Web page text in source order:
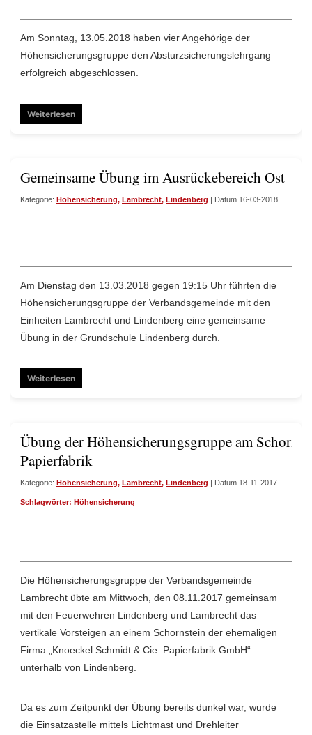
Am Sonntag, 13.05.2018 haben vier Angehörige der
Höhensicherungsgruppe den Absturzsicherungslehrgang
erfolgreich abgeschlossen.
Weiterlesen
Gemeinsame Übung im Ausrückebereich Ost
Kategorie: Höhensicherung, Lambrecht, Lindenberg | Datum 16-03-2018
Am Dienstag den 13.03.2018 gegen 19:15 Uhr führten die
Höhensicherungsgruppe der Verbandsgemeinde mit den
Einheiten Lambrecht und Lindenberg eine gemeinsame
Übung in der Grundschule Lindenberg durch.
Weiterlesen
Übung der Höhensicherungsgruppe am
Papierfabrik
Kategorie: Höhensicherung, Lambrecht, Lindenberg | Datum 18-11-2017
Schlagwörter: Höhensicherung
Die Höhensicherungsgruppe der Verbandsgemeinde
Lambrecht übte am Mittwoch, den 08.11.2017 gemeinsam
mit den Feuerwehren Lindenberg und Lambrecht das
vertikale Vorsteigen an einem Schornstein der ehemaligen
Firma „Knoeckel Schmidt & Cie. Papierfabrik GmbH“
unterhalb von Lindenberg.
Da es zum Zeitpunkt der Übung bereits dunkel war, wurde
die Einsatzastelle mittels Lichtmast und Drehleiter